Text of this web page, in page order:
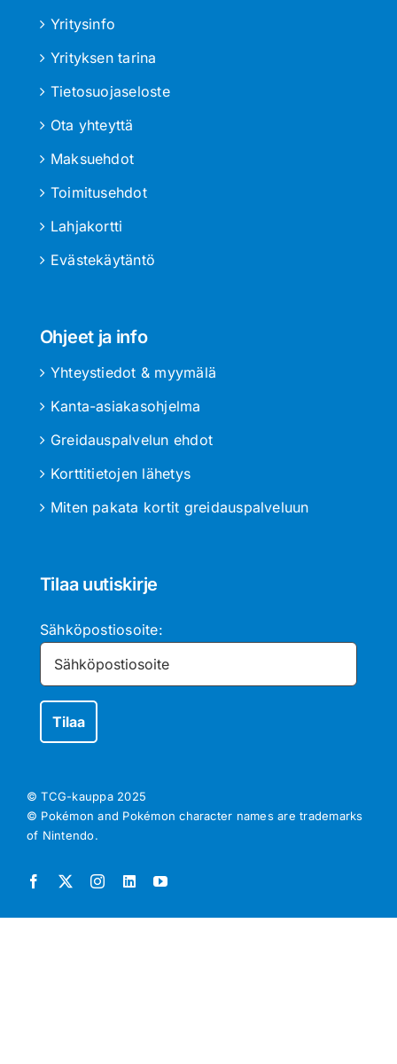
Yritysinfo
Yrityksen tarina
Tietosuojaseloste
Ota yhteyttä
Maksuehdot
Toimitusehdot
Lahjakortti
Evästekäytäntö
Ohjeet ja info
Yhteystiedot & myymälä
Kanta-asiakasohjelma
Greidauspalvelun ehdot
Korttitietojen lähetys
Miten pakata kortit greidauspalveluun
Tilaa uutiskirje
Sähköpostiosoite:
© TCG-kauppa 2025
© Pokémon and Pokémon character names are trademarks
of Nintendo.